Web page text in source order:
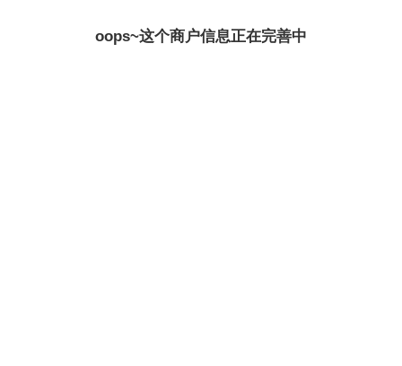
oops~这个商户信息正在完善中